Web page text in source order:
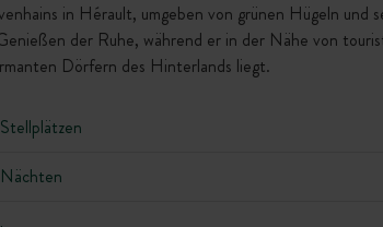
in Hérault, umgeben von grünen Hügeln
der Ruhe, während er in der Nähe von
Dörfern des Hinterlands liegt.